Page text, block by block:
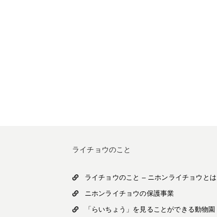
ライチョウのこと
ライチョウのこと – ニホンライチョウと
ニホンライチョウの保護事業
「らいちょう」を見ることができる動物園